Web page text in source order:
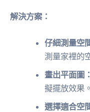
解決方案：
仔細測量空
測量家裡的
畫出平面圖：
擬擺放效果。
選擇適合空